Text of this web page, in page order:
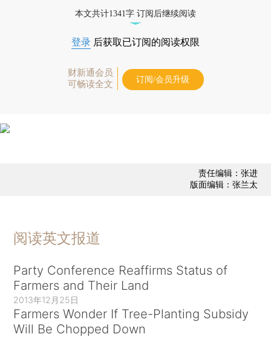
本文共计1341字 订阅后继续阅读
登录 后获取已订阅的阅读权限
财新通会员
可畅读全文
订阅/会员升级
责任编辑：张进
版面编辑：张兰太
阅读英文报道
Party Conference Reaffirms Status of
Farmers and Their Land
2013年12月25日
Farmers Wonder If Tree-Planting Subsidy
Will Be Chopped Down